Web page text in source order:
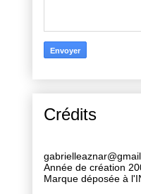
Crédits
Année de création
Marque déposée à